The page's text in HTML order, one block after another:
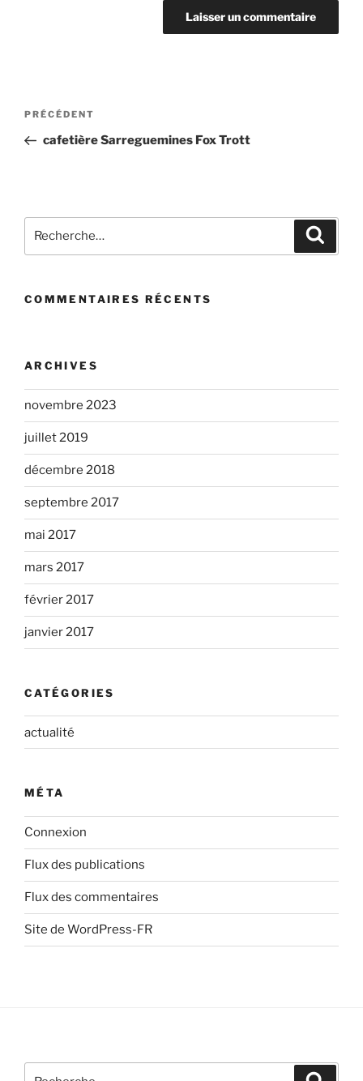
Navigation
l’article
Article
précédent
PRÉCÉDENT
cafetière Sarreguemines Fox Trott
pour
COMMENTAIRES RÉCENTS
ARCHIVES
novembre 2023
juillet 2019
décembre 2018
septembre 2017
mai 2017
mars 2017
février 2017
janvier 2017
CATÉGORIES
actualité
MÉTA
Connexion
Flux des publications
Flux des commentaires
Site de WordPress-FR